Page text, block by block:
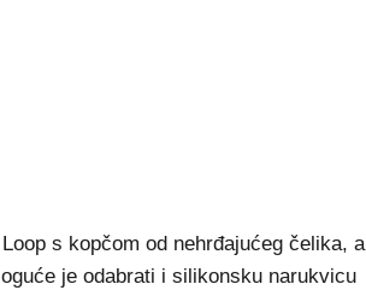
s kopčom od nehrđajućeg čelika, a
je odabrati i silikonsku narukvicu